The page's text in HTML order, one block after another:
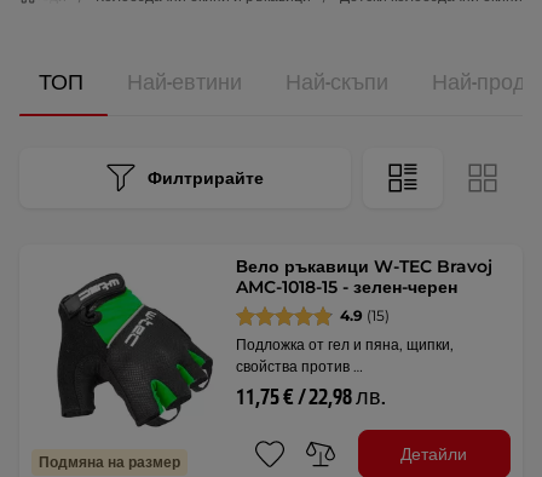
ТОП Най-евтини Най-скъпи Най-
Филтрирайте
Подмяна на размер
Вело ръкавици W-TEC Bravoj
AMC-1018-15 - зелен-черен
4.9 (15)
Подложка от гел и пяна, щипки,
свойства против …
11,75 € / 22,98 лв.
Детайли